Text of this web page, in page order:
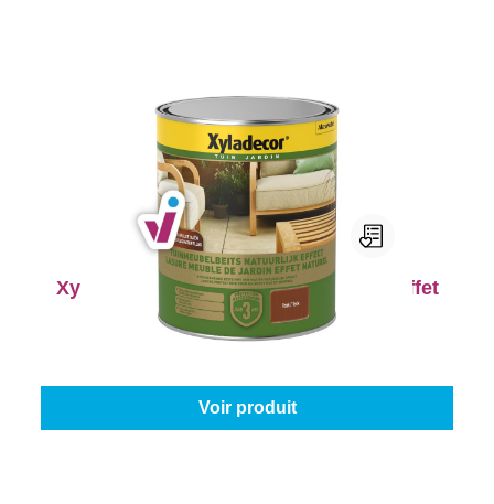
Xyladecor Lasure Meuble de Jardin Effet
Naturel
Couleur (Xyladecor):Teck| Contenu:
Voir produit